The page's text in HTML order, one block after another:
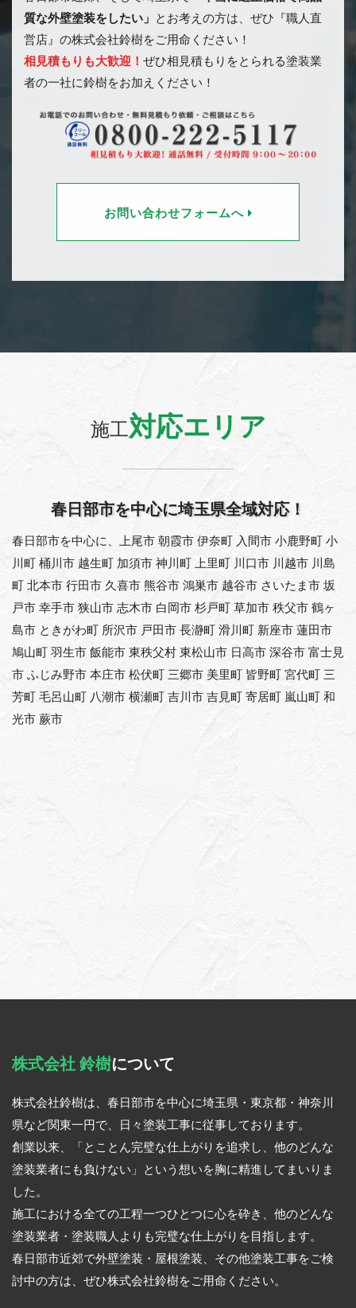
質な外壁塗装をしたい」
とお考えの方は、ぜひ『職人直
営店』の株式会社鈴樹をご用命ください！
相見積もりも大歓迎！ ぜひ相見積もりをとられる塗装業
者の一社に鈴樹をお加えください！
お問い合わせフォームへ
施工対応エリア
春日部市を中心に埼玉県全域対応！
春日部市を中心に、上尾市 朝霞市 伊奈町 入間市 小鹿野町 小
川町 桶川市 越生町 加須市 神川町 上里町 川口市 川越市 川島
町 北本市 行田市 久喜市 熊谷市 鴻巣市 越谷市 さいたま市 坂
戸市 幸手市 狭山市 志木市 白岡市 杉戸町 草加市 秩父市 鶴ヶ
島市 ときがわ町 所沢市 戸田市 長瀞町 滑川町 新座市 蓮田市
鳩山町 羽生市 飯能市 東秩父村 東松山市 日高市 深谷市 富士見
市 ふじみ野市 本庄市 松伏町 三郷市 美里町 皆野町 宮代町 三
芳町 毛呂山町 八潮市 横瀬町 吉川市 吉見町 寄居町 嵐山町 和
光市 蕨市
株式会社 鈴樹について
株式会社鈴樹は、春日部市を中心に埼玉県・東京都・神奈川
県など関東一円で、日々塗装工事に従事しております。
創業以来、「とことん完璧な仕上がりを追求し、他のどんな
塗装業者にも負けない」という想いを胸に精進してまいりま
した。
施工における全ての工程一つひとつに心を砕き、他のどんな
塗装業者・塗装職人よりも完璧な仕上がりを目指します。
春日部市近郊で外壁塗装・屋根塗装、その他塗装工事をご検
討中の方は、ぜひ株式会社鈴樹をご用命ください。